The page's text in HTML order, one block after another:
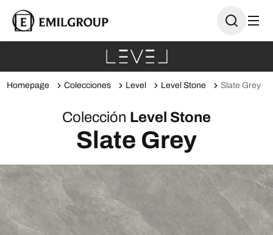
Homepage Colecciones Level Level Stone Slate Grey
Colección Level Stone
Slate Grey